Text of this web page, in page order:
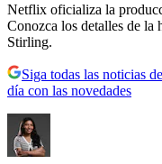
Netflix oficializa la
Conozca los detalles de la
Stirling.
Siga todas las noticias
día con las novedades